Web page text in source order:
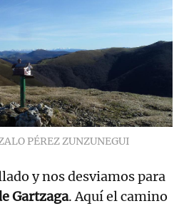
PÉREZ ZUNZUNEGUI
y nos desviamos para
Gartzaga. Aquí el camino